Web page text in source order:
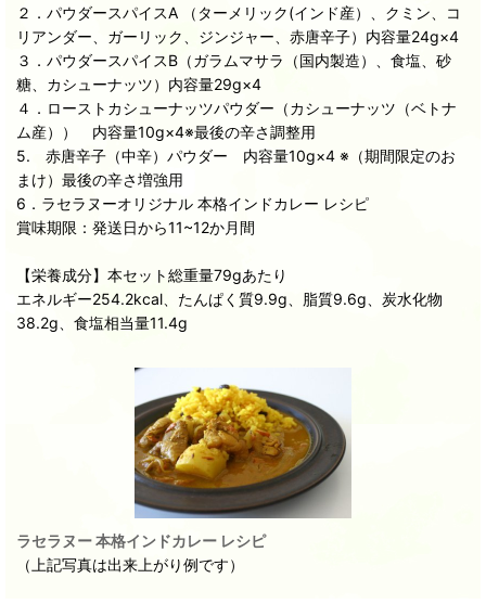
２．パウダースパイスA （ターメリック(インド産）、クミン、コ
リアンダー、ガーリック、ジンジャー、赤唐辛子）内容量24g×4
３．パウダースパイスB（ガラムマサラ（国内製造）、食塩、砂
糖、カシューナッツ）内容量29g×4
４．ローストカシューナッツパウダー（カシューナッツ（ベトナ
ム産）） 内容量10g×4※最後の辛さ調整用
5. 赤唐辛子（中辛）パウダー 内容量10g×4 ※（期間限定のお
まけ）最後の辛さ増強用
6．ラセラヌーオリジナル 本格インドカレー レシピ
賞味期限：発送日から11~12か月間
【栄養成分】本セット総重量79gあたり
エネルギー254.2kcal、たんぱく質9.9g、脂質9.6g、炭水化物
38.2g、食塩相当量11.4g
ラセラヌー 本格インドカレー レシピ
（上記写真は出来上がり例です）